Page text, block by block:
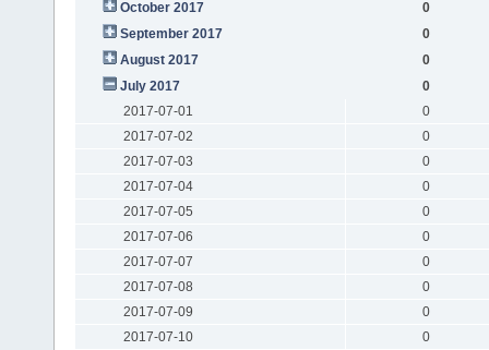
October 2017
0
September 2017
0
August 2017
0
July 2017
0
2017-07-01
0
2017-07-02
0
2017-07-03
0
2017-07-04
0
2017-07-05
0
2017-07-06
0
2017-07-07
0
2017-07-08
0
2017-07-09
0
2017-07-10
0